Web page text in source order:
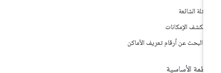
الشائعة
الإمكانات
البحث عن أرقام تعريف الأماكن
الأساسية